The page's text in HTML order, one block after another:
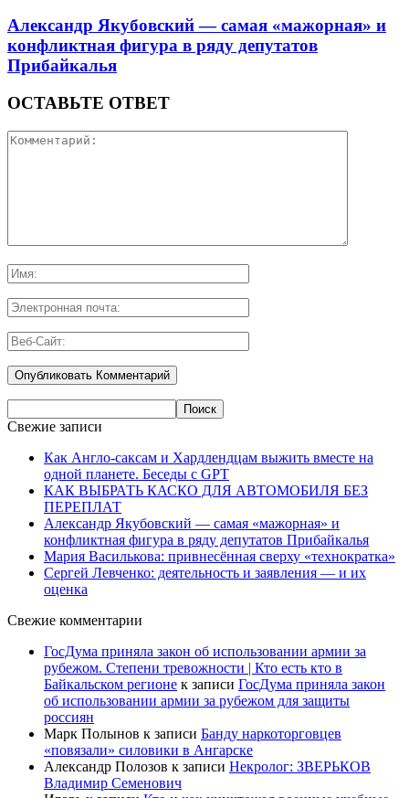
Александр Якубовский — самая «мажорная» и
конфликтная фигура в ряду депутатов
Прибайкалья
ОСТАВЬТЕ ОТВЕТ
Свежие записи
Как Англо-саксам и Хардлендцам выжить вместе на
одной планете. Беседы с GPT
КАК ВЫБРАТЬ КАСКО ДЛЯ АВТОМОБИЛЯ БЕЗ
ПЕРЕПЛАТ
Александр Якубовский — самая «мажорная» и
конфликтная фигура в ряду депутатов Прибайкалья
Мария Василькова: привнесённая сверху «технократка»
Сергей Левченко: деятельность и заявления — и их
оценка
Свежие комментарии
ГосДума приняла закон об использовании армии за
рубежом. Степени тревожности | Кто есть кто в
Байкальском регионе к записи ГосДума приняла закон
об использовании армии за рубежом для защиты
россиян
Марк Полынов к записи Банду наркоторговцев
«повязали» силовики в Ангарске
Александр Полозов к записи Некролог: ЗВЕРЬКОВ
Владимир Семенович